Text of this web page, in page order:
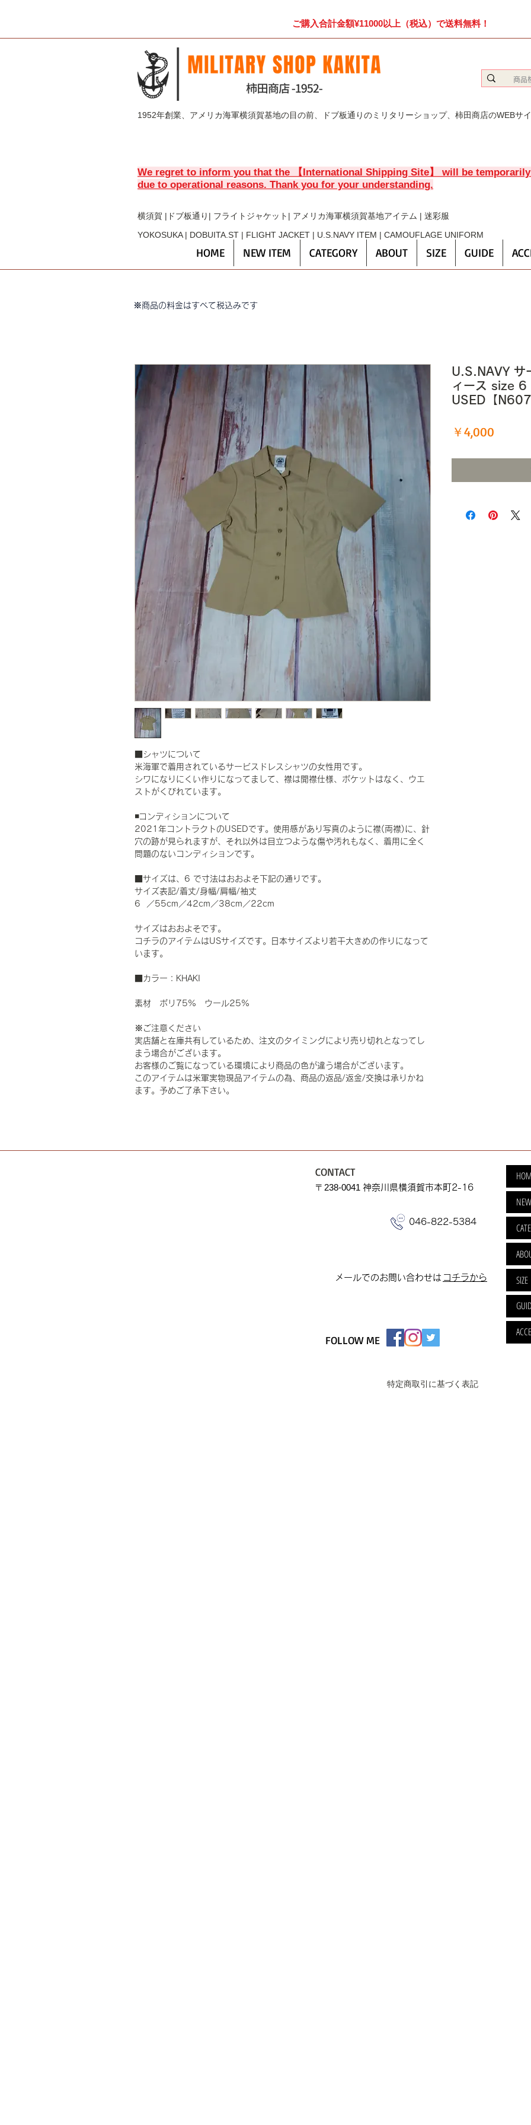
ご購入合計金額¥11000以上（税込）で送料無料！
1952年創業、アメリカ海軍横須賀基地の目の前、ドブ板通りのミリタリーショップ、柿田商店のWEBサイ
We regret to inform you that the 【International Shipping Site】 will be
due to operational reasons. Thank you for your understanding.
横須賀 |ドブ板通り| フライト ジャケット| アメリカ海軍横須賀基地アイテム | 迷彩服
YOKOSUKA | DOBUITA.ST | FLIGHT JACKET | U.S.NAVY ITEM | CAMOUFLAGE UNIFORM
HOME NEW ITEM CATEGORY ABOUT SIZE GUIDE
※商品の料金はすべて税込みです
■シャツについて
米海軍で着用されているサービスドレスシャツの女性用です。
シワになりにくい作りになってまして、襟は開襟仕様、ポケットはなく、ウエ
ストがくびれています。
◾️コンディションについて
2021年コントラクトのUSEDです。使用感があり写真のように襟(両襟)に、針
穴の跡が見られますが、それ以外は目立つような傷や汚れもなく、着用に全く
問題のないコンディションです。
■サイズは、6 で寸法はおおよそ下記の通りです。
サイズ表記/着丈/身幅/肩幅/袖丈
6 ／55cm／42cm／38cm／22cm
サイズはおおよそです。
コチラのアイテムはUSサイズです。日本サイズより若干大きめの作りになって
います。
■カラー：KHAKI
素材 ポリ75% ウール25%
※ご注意ください
実店舗と在庫共有しているため、注文のタイミングにより売り切れとなってし
まう場合がございます。
お客様のご覧になっている環境により商品の色が違う場合がございます。
このアイテムは米軍実物現品アイテムの為、商品の返品/返金/交換は承りかね
ます。予めご了承下さい。
U.S.NAVY サ
ィース size
USED【N607
￥4,000
​メールでのお問い合わせは ​コチラから
046-822-5384
SIZE
CONTACT
​〒238-0041 神奈川県横須賀市本町2-16
FOLLOW ME
特定商取引に基づく表記